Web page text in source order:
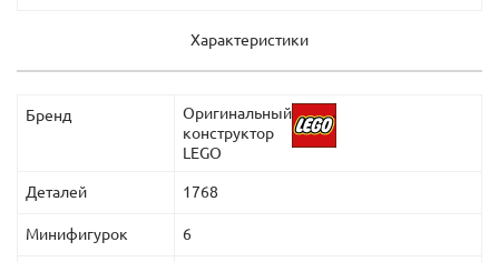
Характеристики
Бренд
Оригинальный
конструктор
LEGO
Деталей 1768
Минифигурок 6